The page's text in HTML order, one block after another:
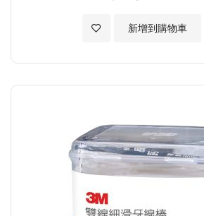
新增到購物車
加入至願望清單